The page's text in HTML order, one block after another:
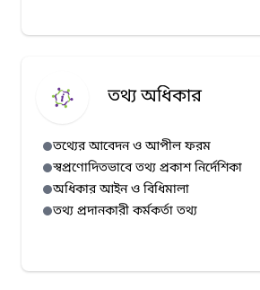
তথ্য অধিকার
তথ্যের আবেদন ও আপীল ফরম
স্বপ্রণোদিতভাবে তথ্য প্রকাশ নির্দেশিকা
অধিকার আইন ও বিধিমালা
তথ্য প্রদানকারী কর্মকর্তা তথ্য